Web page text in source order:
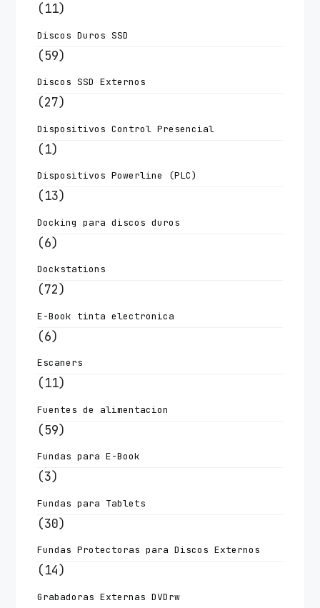
(11)
Discos Duros SSD
(59)
Discos SSD Externos
(27)
Dispositivos Control Presencial
(1)
Dispositivos Powerline (PLC)
(13)
Docking para discos duros
(6)
Dockstations
(72)
E-Book tinta electronica
(6)
Escaners
(11)
Fuentes de alimentacion
(59)
Fundas para E-Book
(3)
Fundas para Tablets
(30)
Fundas Protectoras para Discos Externos
(14)
Grabadoras Externas DVDrw